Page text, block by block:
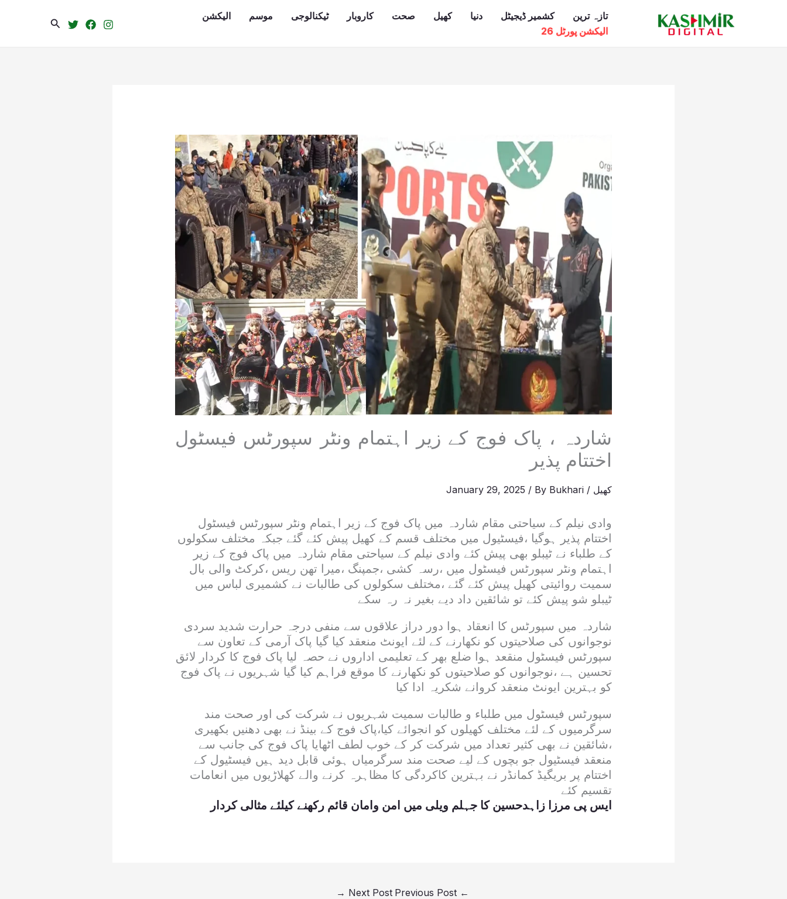
تازہ ترین کشمیر ڈیجیٹل دنیا کھیل صحت کاروبار ٹیکنالوجی موسم
الیکشن
الیکشن پورٹل 26
Search
شاردہ ، پاک فوج کے زیر اہتمام ونٹر سپورٹس فیسٹول
اختتام پذیر
کھیل /
January 29, 2025 / By Bukhari
وادی نیلم کے سیاحتی مقام شاردہ میں پاک فوج کے زیر اہتمام ونٹر سپورٹس فیسٹول
اختتام پذیر ہوگیا ،فیسٹیول میں مختلف قسم کے کھیل پیش کئے گئے جبکہ مختلف سکولوں
کے طلباء نے ٹیبلو بھی پیش کئے وادی نیلم کے سیاحتی مقام شاردہ میں پاک فوج کے زیر
اہتمام ونٹر سپورٹس فیسٹول میں ،رسہ کشی ،جمپنگ ،میرا تھن ریس ،کرکٹ والی بال
سمیت روائیتی کھیل پیش کئے گئے ،مختلف سکولوں کی طالبات نے کشمیری لباس میں
ٹیبلو شو پیش کئے تو شائقین داد دیے بغیر نہ رہ سکے
شاردہ میں سپورٹس کا انعقاد ہوا دور دراز علاقوں سے منفی درجہ حرارت شدید سردی
نوجوانوں کی صلاحیتوں کو نکھارنے کے لئے ایونٹ منعقد کیا گیا پاک آرمی کے تعاون سے
سپورٹس فیسٹول منقعد ہوا ضلع بھر کے تعلیمی اداروں نے حصہ لیا پاک فوج کا کردار لائق
تحسین ہے ،نوجوانوں کو صلاحیتوں کو نکھارنے کا موقع فراہم کیا گیا شہریوں نے پاک فوج
کو بہترین ایونٹ منعقد کروانے شکریہ ادا کیا
سپورٹس فیسٹول میں طلباء و طالبات سمیت شہریوں نے شرکت کی اور صحت مند
سرگرمیوں کے لئے مختلف کھیلوں کو انجوائے کیا،پاک فوج کے بینڈ نے بھی دھنیں بکھیری
،شائقین نے بھی کثیر تعداد میں شرکت کر کے خوب لطف اٹھایا پاک فوج کی جانب سے
منعقد فیسٹیول جو بچوں کے لیے صحت مند سرگرمیاں ہوئی قابل دید ہیں فیسٹیول کے
اختتام پر بریگیڈ کمانڈر نے بہترین کاکردگی کا مظاہرہ کرنے والے کھلاڑیوں میں انعامات
تقسیم کئے
ایس پی مرزا زاہدحسین کا جہلم ویلی میں امن وامان قائم رکھنے کیلئے مثالی کردار
←
Next Post
→